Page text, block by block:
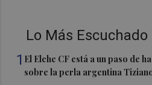
Lo Más Escuchado
1 El Elche CF está a un paso de
sobre la perla argentina